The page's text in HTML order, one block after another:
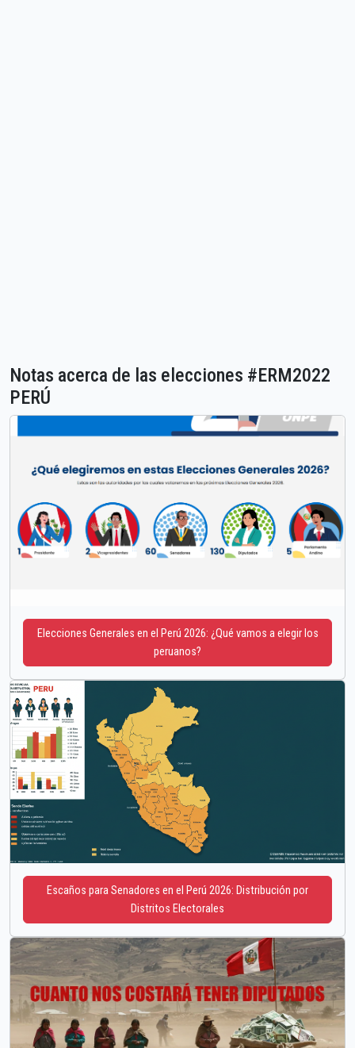
Notas acerca de las elecciones #ERM2022
PERÚ
Elecciones Generales en el Perú 2026: ¿Qué vamos a elegir los
peruanos?
Escaños para Senadores en el Perú 2026: Distribución por
Distritos Electorales